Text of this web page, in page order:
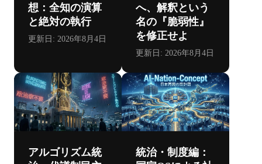
想：全知の演算
と絶対の執行
更新日: 2026年8月4日
へ、解釈という
名の『脆弱性』
を修正せよ
更新日: 2026年8月4日
アルゴリズム統
統治・制度編：